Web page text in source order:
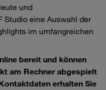
und
Studio eine Auswahl der
im umfangreichen
bereit und können
am Rechner abgespielt
erhalten Sie